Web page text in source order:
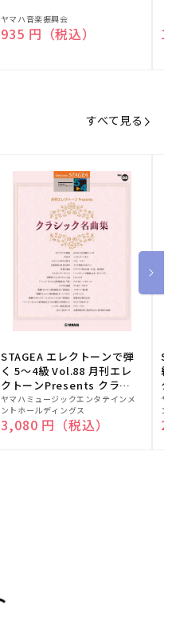
販
売
ヤマハ音楽振興会
通常価格
935 円（税込）
売
すべて見る
STAGEA エレクトーンで弾
く 5～4級 Vol.88 月刊エレ
クトーンPresents クラシ
ック名曲集
販
売
元:
ヤマハミュージックエンタテインメ
ントホールディングス
通常価格
3,080 円（税込）
級
ク
販
売
元:
ヤ
ン